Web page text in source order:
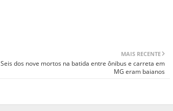
MAIS RECENTE
Seis dos nove mortos na batida entre ônibus e carreta em
MG eram baianos